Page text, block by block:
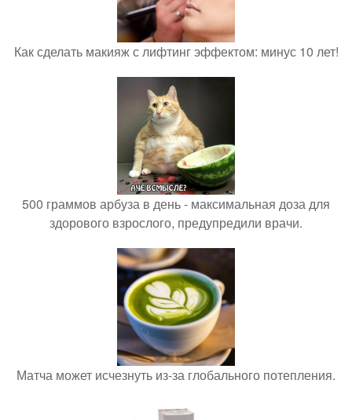
Как сделать макияж с лифтинг эффектом: минус 10 лет!
500 граммов арбуза в день - максимальная доза для
здорового взрослого, предупредили врачи.
Матча может исчезнуть из-за глобального потепления.